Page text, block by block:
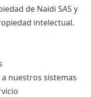
de Naidi SAS y
intelectual.
nuestros sistemas